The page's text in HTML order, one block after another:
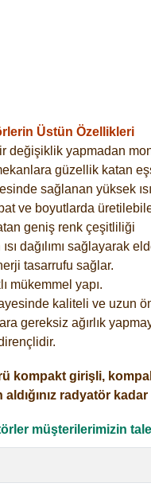
Üstün Özellikleri
değişiklik yapmadan
güzellik katan
sağlanan yüksek
ve boyutlarda
geniş renk çeşitliliği
dağılımı sağlayarak
tasarrufu sağlar.
mükemmel yapı.
kaliteli ve uzun
gereksiz ağırlık
kompakt girişli,
radyatör
müşterilerimizin